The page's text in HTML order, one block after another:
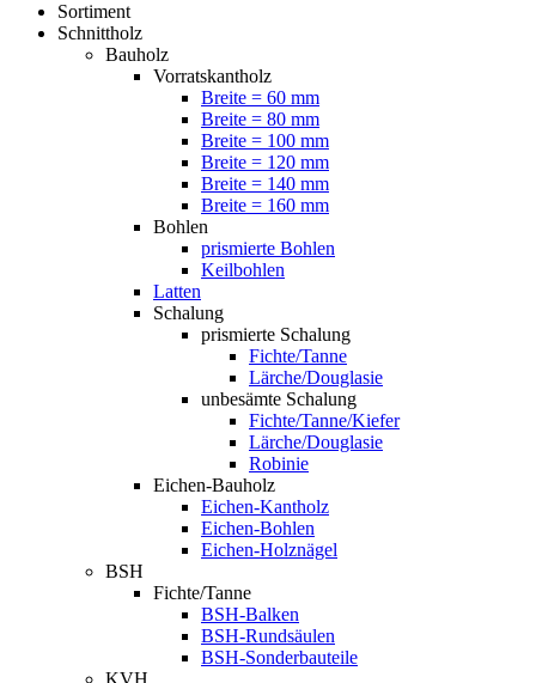
Sortiment
Schnittholz
Bauholz
Vorratskantholz
Breite = 60 mm
Breite = 80 mm
Breite = 100 mm
Breite = 120 mm
Breite = 140 mm
Breite = 160 mm
Bohlen
prismierte Bohlen
Keilbohlen
Latten
Schalung
prismierte Schalung
Fichte/Tanne
Lärche/Douglasie
unbesämte Schalung
Fichte/Tanne/Kiefer
Lärche/Douglasie
Robinie
Eichen-Bauholz
Eichen-Kantholz
Eichen-Bohlen
Eichen-Holznägel
BSH
Fichte/Tanne
BSH-Balken
BSH-Rundsäulen
BSH-Sonderbauteile
KVH